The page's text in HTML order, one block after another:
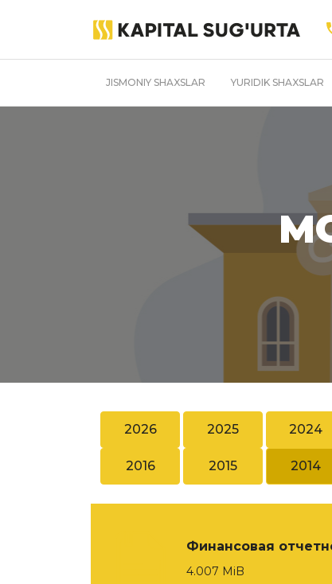
JISMONIY SHAXSLAR YURIDIK SHAXSLAR
2026 2025 2024
2016 2015 2014
Финансовая
4.007 MiB